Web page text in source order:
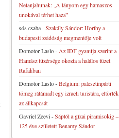
Netanjahunak: „A lányom egy hamaszos
unokával térhet haza”
sós csaba-Szakály Sándor: Horthy a
budapesti zsidóság megmentője volt
Domotor Laslo- Az IDF gyanúja szerint a
Hamász tüzérsége okozta a halálos tüzet
Rafahban
Domotor Laslo-Belgium: palesztinpárti
tömeg rátámadt egy izraeli turistára, eltörték
az állkapcsát
Gavriel Zeevi-Sáptól a gízai piramisokig –
125 éve született Benamy Sándor